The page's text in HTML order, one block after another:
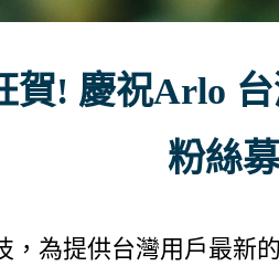
賀! 慶祝Arlo
粉絲
，為提供台灣用戶最新